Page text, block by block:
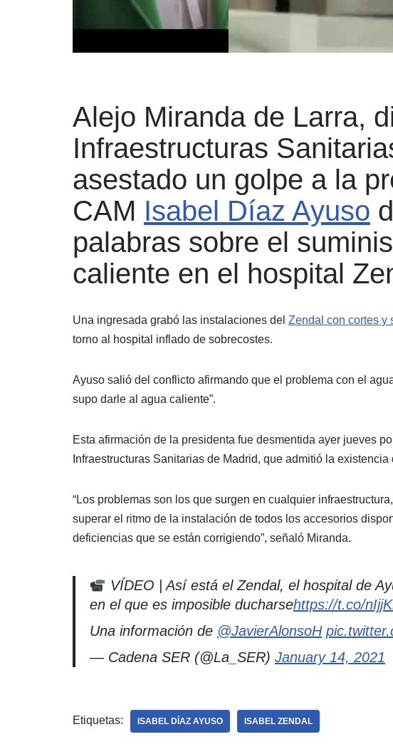
Alejo Miranda de Larra,
Infraestructuras
asestado un golpe a la
CAM Isabel Díaz Ayuso
palabras sobre el
caliente en el hospital
Una ingresada grabó las instalaciones del Zendal con cortes y
torno al hospital inflado de sobrecostes.
Ayuso salió del conflicto afirmando que el problema con el
supo darle al agua caliente”.
Esta afirmación de la presidenta fue desmentida ayer jueves
Infraestructuras Sanitarias de Madrid, que admitió la
“Los problemas son los que surgen en cualquier
superar el ritmo de la instalación de todos los accesorios
deficiencias que se están corrigiendo”, señaló Miranda.
VÍDEO | Así está el Zendal, el hospital de
en el que es imposible ducharsehttps://t.co/
Una información de @JavierAlonsoH
— Cadena SER (@La_SER) January 14, 2021
Etiquetas: ISABEL DÍAZ AYUSO ISABEL ZENDAL